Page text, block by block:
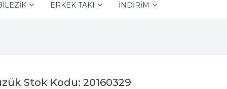
ERKEK TAKI İNDİRİM
Stok Kodu: 20160329